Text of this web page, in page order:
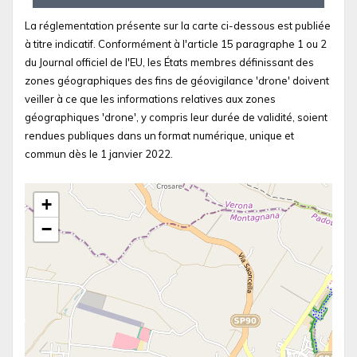
La réglementation présente sur la carte ci-dessous est publiée
à titre indicatif. Conformément à l'article 15 paragraphe 1 ou 2
du Journal officiel de l'EU, les États membres définissant des
zones géographiques des fins de géovigilance 'drone' doivent
veiller à ce que les informations relatives aux zones
géographiques 'drone', y compris leur durée de validité, soient
rendues publiques dans un format numérique, unique et
commun dès le 1 janvier 2022.